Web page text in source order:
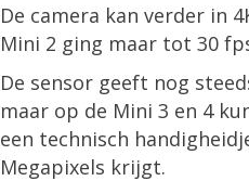
De camera kan verder in
Mini 2 ging maar tot 30
De sensor geeft nog
maar op de Mini 3 en 4
een technisch
Megapixels krijgt.